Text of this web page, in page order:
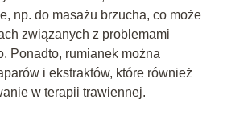
np. do masażu brzucha, co może
związanych z problemami
Ponadto, rumianek można
i ekstraktów, które również
w terapii trawiennej.